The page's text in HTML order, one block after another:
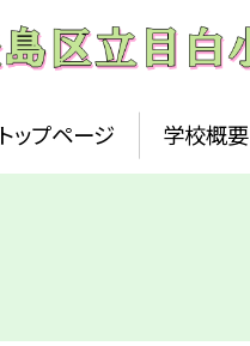
トップページ 学校概要